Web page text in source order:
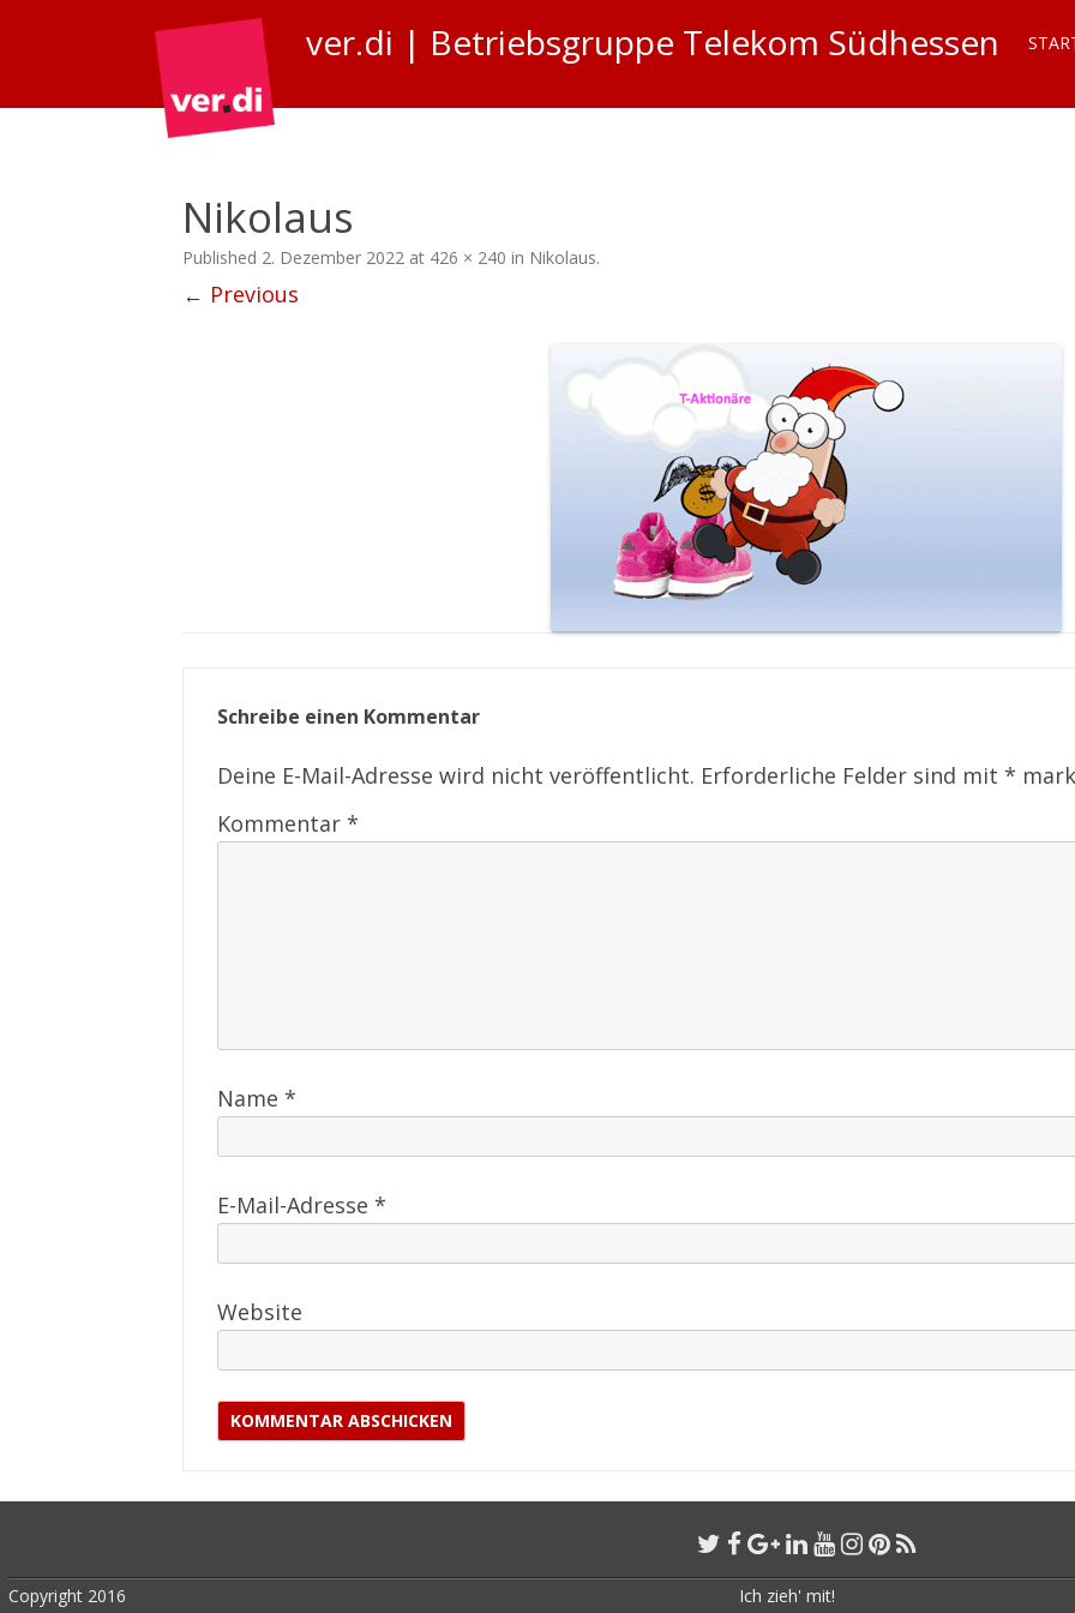
ver.di | Betriebsgruppe Telekom Südhessen
Nikolaus
Published 2. Dezember 2022 at 426 × 240 in Nikolaus.
← Previous
Schreibe einen Kommentar
Deine E-Mail-Adresse wird nicht veröffentlicht. Erforderliche Felder sind mit *
Kommentar *
Name *
E-Mail-Adresse *
Website
Copyright 2016 Ich zieh' mit!